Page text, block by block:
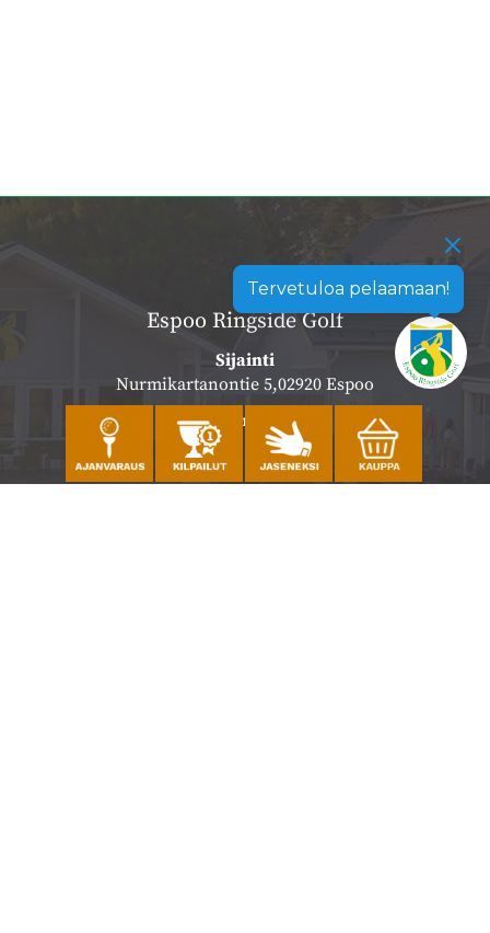
Tervetuloa pelaamaan!
Espoo Ringside Golf
Sijainti
Nurmikartanontie 5,02920 Espoo
Katso sijainti kartalla